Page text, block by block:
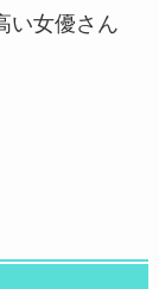
い女優さん